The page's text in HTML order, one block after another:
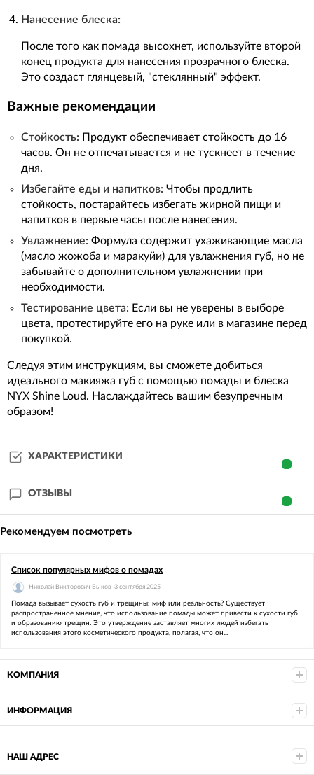
Нанесение блеска:
После того как помада высохнет, используйте второй
конец продукта для нанесения прозрачного блеска.
Это создаст глянцевый, "стеклянный" эффект.
Важные рекомендации
Стойкость: Продукт обеспечивает стойкость до 16
часов. Он не отпечатывается и не тускнеет в течение
дня.
Избегайте еды и напитков: Чтобы продлить
стойкость, постарайтесь избегать жирной пищи и
напитков в первые часы после нанесения.
Увлажнение: Формула содержит ухаживающие масла
(масло жожоба и маракуйи) для увлажнения губ, но не
забывайте о дополнительном увлажнении при
необходимости.
Тестирование цвета: Если вы не уверены в выборе
цвета, протестируйте его на руке или в магазине перед
покупкой.
Следуя этим инструкциям, вы сможете добиться
идеального макияжа губ с помощью помады и блеска
NYX Shine Loud. Наслаждайтесь вашим безупречным
образом!
ХАРАКТЕРИСТИКИ
ОТЗЫВЫ
Рекомендуем посмотреть
Список популярных мифов о помадах
Николай Викторович Быков 3 сентября 2025
Помада вызывает сухость губ и трещины: миф или реальность? Существует
распространенное мнение, что использование помады может привести к сухости губ
и образованию трещин. Это утверждение заставляет многих людей избегать
использования этого косметического продукта, полагая, что он...
КОМПАНИЯ
ИНФОРМАЦИЯ
НАШ АДРЕС